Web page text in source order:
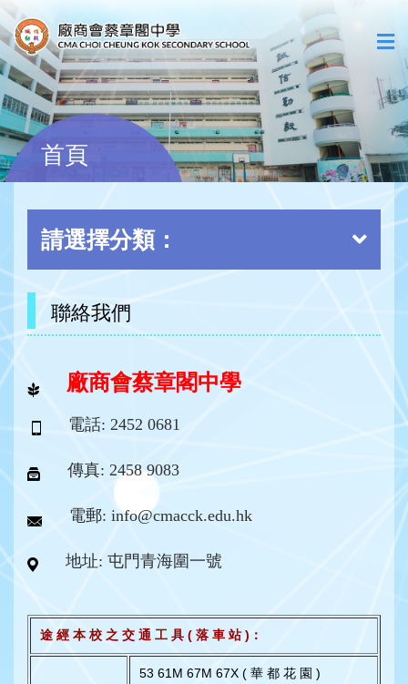
首頁
請選擇分類：
聯絡我們
廠商會蔡章閣中學
電話: 2452 0681
傳真: 2458 9083
電郵: info@cmacck.edu.hk
地址: 屯門青海圍一號
途 經 本 校 之 交 通 工 具 ( 落 車 站 )：
53 61M 67M 67X ( 華 都 花 園 )